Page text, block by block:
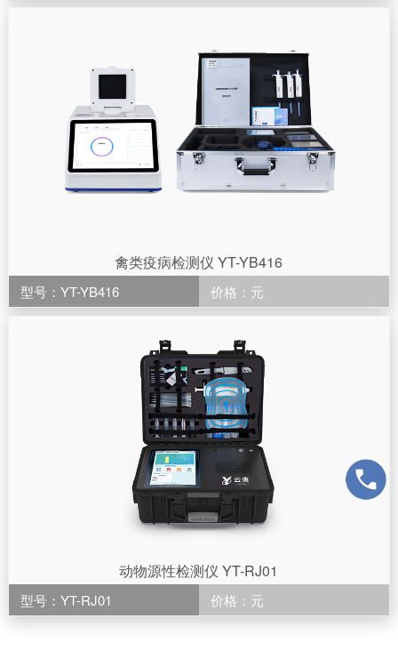
禽类疫病检测仪 YT-YB416
型号：YT-YB416 价格：元
动物源性检测仪 YT-RJ01
型号：YT-RJ01 价格：元